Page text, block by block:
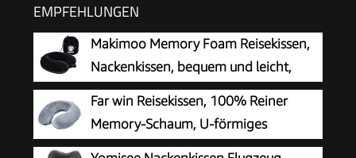
EMPFEHLUNGEN
Makimoo Memory Foam Reisekissen,
Nackenkissen, bequem und leicht,
ideal zum Schlafen im Flugzeug, Auto,
Zug, Bus und zu Hause, kommt mit
Aufbewahrungstasche (Schwarz)
Far win Reisekissen, 100% Reiner
Memory-Schaum, U-förmiges
Nackenkissen, super leicht, tragbar,